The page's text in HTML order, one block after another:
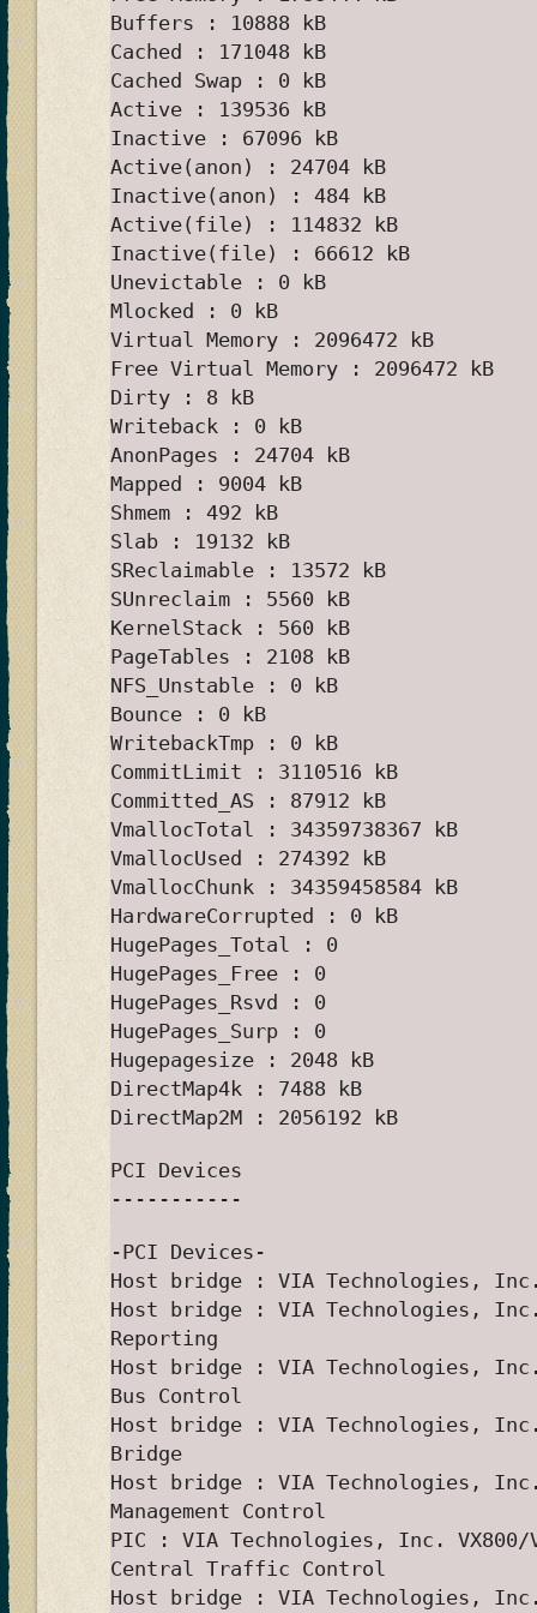
Buffers : 10888 kB
Cached : 171048 kB
Cached Swap : 0 kB
Active : 139536 kB
Inactive : 67096 kB
Active(anon) : 24704 kB
Inactive(anon) : 484 kB
Active(file) : 114832 kB
Inactive(file) : 66612 kB
Unevictable : 0 kB
Mlocked : 0 kB
Virtual Memory : 2096472 kB
Free Virtual Memory : 2096472 kB
Dirty : 8 kB
Writeback : 0 kB
AnonPages : 24704 kB
Mapped : 9004 kB
Shmem : 492 kB
Slab : 19132 kB
SReclaimable : 13572 kB
SUnreclaim : 5560 kB
KernelStack : 560 kB
PageTables : 2108 kB
NFS_Unstable : 0 kB
Bounce : 0 kB
WritebackTmp : 0 kB
CommitLimit : 3110516 kB
Committed_AS : 87912 kB
VmallocTotal : 34359738367 kB
VmallocUsed : 274392 kB
VmallocChunk : 34359458584 kB
HardwareCorrupted : 0 kB
HugePages_Total : 0
HugePages_Free : 0
HugePages_Rsvd : 0
HugePages_Surp : 0
Hugepagesize : 2048 kB
DirectMap4k : 7488 kB
DirectMap2M : 2056192 kB
PCI Devices
-----------
-PCI Devices-
Host bridge : VIA Technologies,
Host bridge : VIA Technologies, Inc.
Reporting
Host bridge : VIA Technologies, Inc.
Bus Control
Host bridge : VIA Technologies,
Bridge
Host bridge : VIA Technologies, Inc.
Management Control
PIC : VIA Technologies, Inc. VX800/
Central Traffic Control
Host bridge : VIA Technologies, Inc.